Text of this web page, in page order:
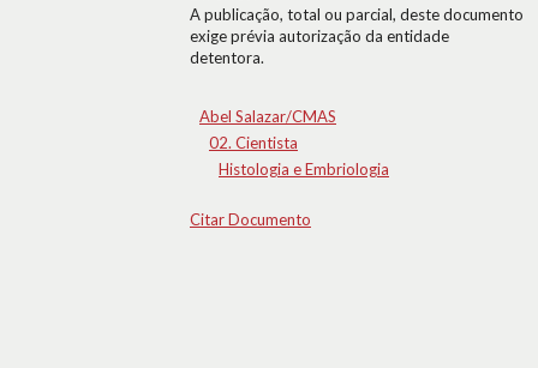
A publicação, total ou parcial, deste documento
exige prévia autorização da entidade
detentora.
Abel Salazar/CMAS
02. Cientista
Histologia e Embriologia
Citar Documento